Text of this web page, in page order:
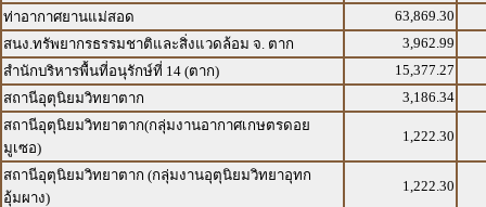
ท่าอากาศยานแม่สอด
63,869.30
สนง.ทรัพยากรธรรมชาติและสิ่งแวดล้อม จ. ตาก
3,962.99
สำนักบริหารพื้นที่อนุรักษ์ที่ 14 (ตาก)
15,377.27
สถานีอุตุนิยมวิทยาตาก
3,186.34
สถานีอุตุนิยมวิทยาตาก(กลุ่มงานอากาศเกษตรดอย
มูเซอ)
1,222.30
สถานีอุตุนิยมวิทยาตาก (กลุ่มงานอุตุนิยมวิทยาอุทก
อุ้มผาง)
1,222.30